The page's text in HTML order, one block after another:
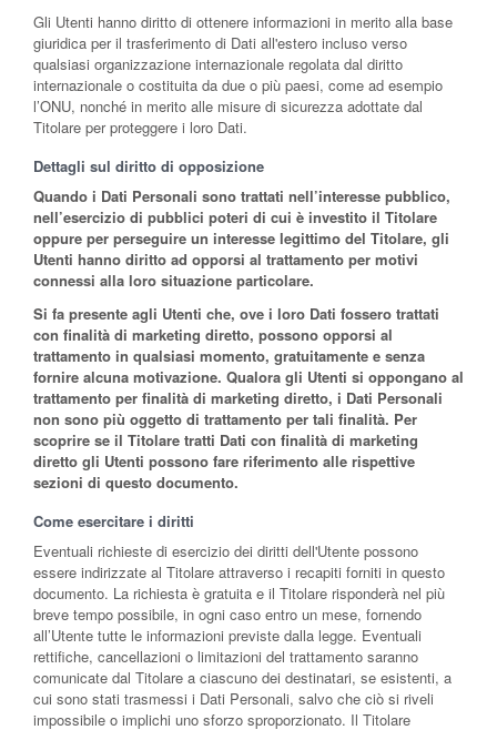
Gli Utenti hanno diritto di ottenere informazioni in merito alla base
giuridica per il trasferimento di Dati all'estero incluso verso
qualsiasi organizzazione internazionale regolata dal diritto
internazionale o costituita da due o più paesi, come ad esempio
l’ONU, nonché in merito alle misure di sicurezza adottate dal
Titolare per proteggere i loro Dati.
Dettagli sul diritto di opposizione
Quando i Dati Personali sono trattati nell’interesse pubblico,
nell’esercizio di pubblici poteri di cui è investito il Titolare
oppure per perseguire un interesse legittimo del Titolare, gli
Utenti hanno diritto ad opporsi al trattamento per motivi
connessi alla loro situazione particolare.
Si fa presente agli Utenti che, ove i loro Dati fossero trattati
con finalità di marketing diretto, possono opporsi al
trattamento in qualsiasi momento, gratuitamente e senza
fornire alcuna motivazione. Qualora gli Utenti si oppongano al
trattamento per finalità di marketing diretto, i Dati Personali
non sono più oggetto di trattamento per tali finalità. Per
scoprire se il Titolare tratti Dati con finalità di marketing
diretto gli Utenti possono fare riferimento alle rispettive
sezioni di questo documento.
Come esercitare i diritti
Eventuali richieste di esercizio dei diritti dell'Utente possono
essere indirizzate al Titolare attraverso i recapiti forniti in questo
documento. La richiesta è gratuita e il Titolare risponderà nel più
breve tempo possibile, in ogni caso entro un mese, fornendo
all’Utente tutte le informazioni previste dalla legge. Eventuali
rettifiche, cancellazioni o limitazioni del trattamento saranno
comunicate dal Titolare a ciascuno dei destinatari, se esistenti, a
cui sono stati trasmessi i Dati Personali, salvo che ciò si riveli
impossibile o implichi uno sforzo sproporzionato. Il Titolare